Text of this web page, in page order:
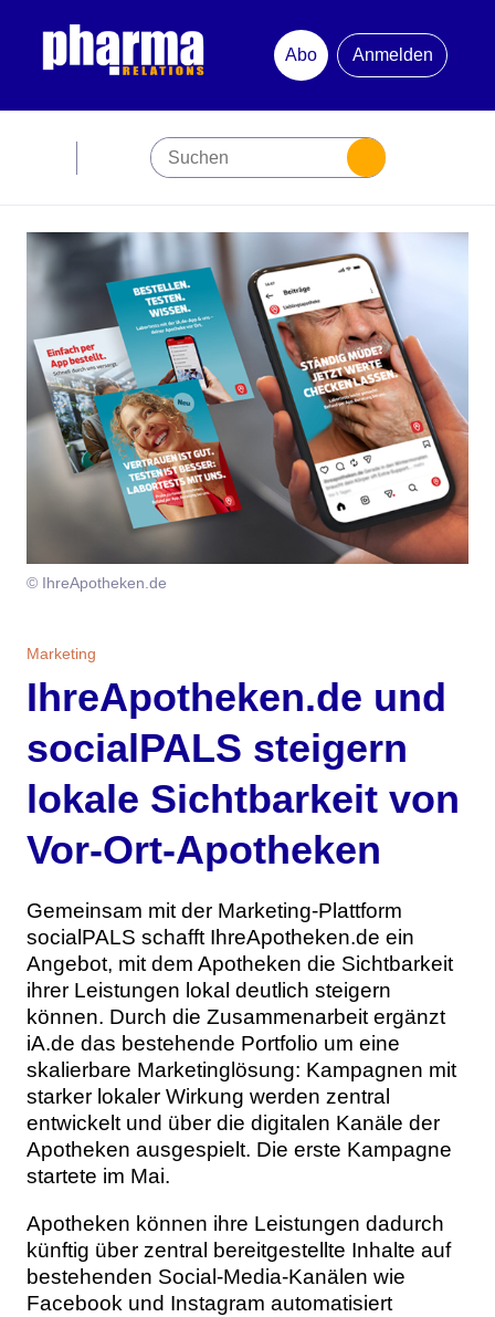
Abo
Anmelden
Premiumpartner
Jubiläum
Newsletter
Mediadaten
Marketing
Digital Health
Personen
Magazin
Abonnement
Über uns
Werben
© IhreApotheken.de
Marketing
IhreApotheken.de und
socialPALS steigern
lokale Sichtbarkeit von
Vor-Ort-Apotheken
Gemeinsam mit der Marketing-Plattform
socialPALS schafft IhreApotheken.de ein
Angebot, mit dem Apotheken die Sichtbarkeit
ihrer Leistungen lokal deutlich steigern
können. Durch die Zusammenarbeit ergänzt
iA.de das bestehende Portfolio um eine
skalierbare Marketinglösung: Kampagnen mit
starker lokaler Wirkung werden zentral
entwickelt und über die digitalen Kanäle der
Apotheken ausgespielt. Die erste Kampagne
startete im Mai.
Apotheken können ihre Leistungen dadurch
künftig über zentral bereitgestellte Inhalte auf
bestehenden Social-Media-Kanälen wie
Facebook und Instagram automatisiert